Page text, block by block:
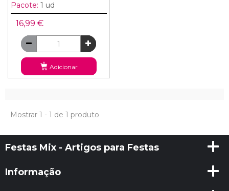
Pacote: 1 ud
16,99 €
Adicionar
Mostrar 1 - 1 de 1 produto
Festas Mix - Artigos para Festas
Informação